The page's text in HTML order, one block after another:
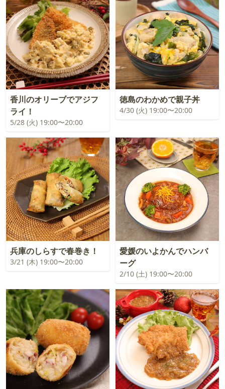
香川のオリーブでアジフ
ライ！
5/28 (火) 19:00〜20:00
徳島のわかめで親子丼
4/30 (火) 19:00〜20:00
兵庫のしらすで春巻き！
3/21 (木) 19:00〜20:00
愛媛のいよかんでハンバ
ーグ
2/10 (土) 19:00〜20:00